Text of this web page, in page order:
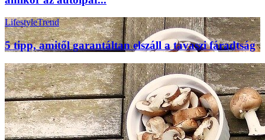
LifestyleTrend
5 tipp, amitől garantáltan elszáll a tavaszi fáradtság